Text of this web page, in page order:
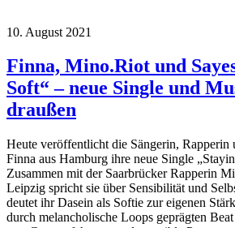
10. August 2021
Finna, Mino.Riot und
Soft“ – neue Single und
draußen
Heute veröffentlicht die Sängerin, Rapperin
Finna aus Hamburg ihre neue Single
Zusammen mit der Saarbrücker Rapperin
Leipzig spricht sie über Sensibilität und
deutet ihr Dasein als Softie zur eigenen
durch melancholische Loops geprägten